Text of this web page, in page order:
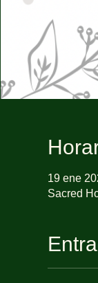
19 ene
Sacred